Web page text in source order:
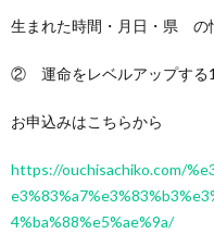
生まれた時間・月日・県 の
② 運命をレベルアップする
お申込みはこちらから
https://ouchisachiko.com/
4%ba%88%e5%ae%9a/